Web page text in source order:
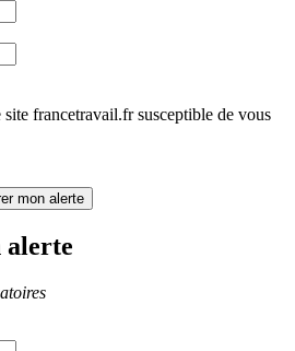
francetravail.fr susceptible de vous
mon alerte
alerte